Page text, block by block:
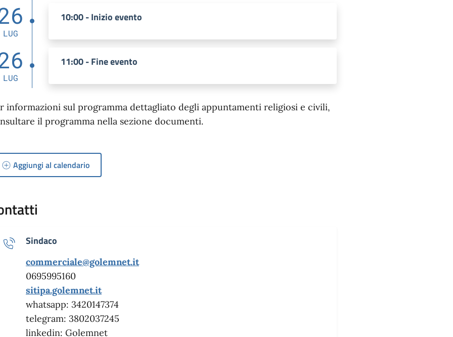
LUG
10:00 - Inizio evento
LUG
11:00 - Fine evento
informazioni sul programma dettagliato degli appuntamenti religiosi e civili,
il programma nella sezione documenti.
Aggiungi al calendario
Sindaco
commerciale@golemnet.it
0695995160
sitipa.golemnet.it
whatsapp: 3420147374
telegram: 3802037245
linkedin: Golemnet